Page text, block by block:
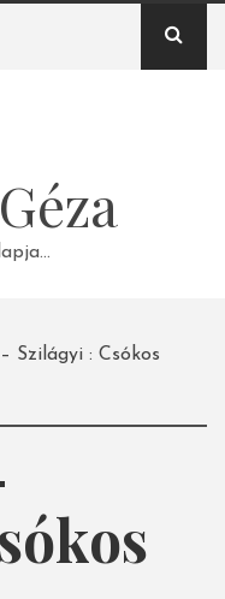
Szilágyi : Csókos